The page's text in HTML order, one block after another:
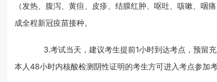
（发热、腹泻、黄疸、皮疹、结膜红肿、呕吐、咳嗽、咽
成全程新冠疫苗接种。
3.考试当天，建议考生提前1小时到达考点，预留充
本人48小时内核酸检测阴性证明的考生方可进入考点参加